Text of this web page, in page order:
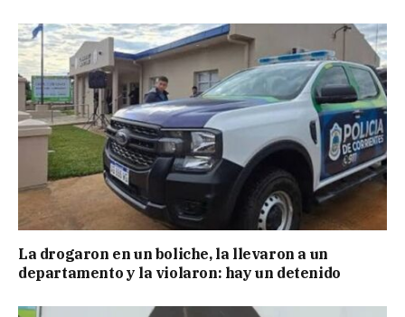
La drogaron en un boliche, la llevaron a un
departamento y la violaron: hay un detenido